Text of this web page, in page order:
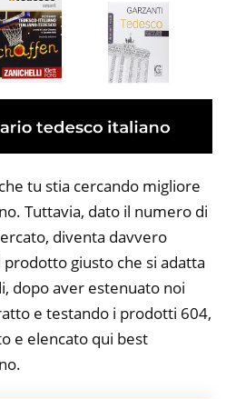
tu stia cercando migliore
Tuttavia, dato il numero di
diventa davvero
giusto che si adatta
dopo aver estenuato noi
e testando i prodotti 604,
e elencato qui best